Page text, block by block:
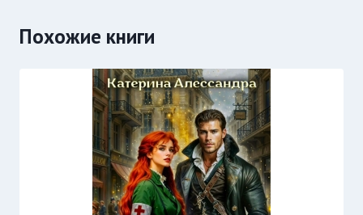
Похожие книги